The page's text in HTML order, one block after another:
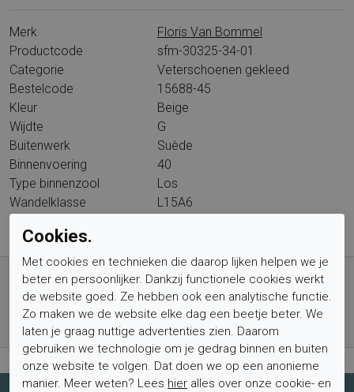
Merk
Floris Van Bommel
Productcode
sfm-30325-34-01
Categorie
Veterschoenen gekleed
Bestelcode
15688-45
Kleur
Beige
Wijdte
G
Buitenwerk
Suède
Binnenvoering
40
Type binnenzool
Los
Wandelklasse
L15A6
Gratis verzending vanaf € 59,- (voor NL)
Bestel nu, betaal achteraf met Klarna
Levertijd 1-2 werkdagen*
Retourtermijn van 2 weken
Cookies.
Met cookies en technieken die daarop lijken helpen we je
beter en persoonlijker. Dankzij functionele cookies werkt
de website goed. Ze hebben ook een analytische functie.
Zo maken we de website elke dag een beetje beter. We
laten je graag nuttige advertenties zien. Daarom
gebruiken we technologie om je gedrag binnen en buiten
onze website te volgen. Dat doen we op een anonieme
manier. Meer weten? Lees hier alles over onze cookie- en